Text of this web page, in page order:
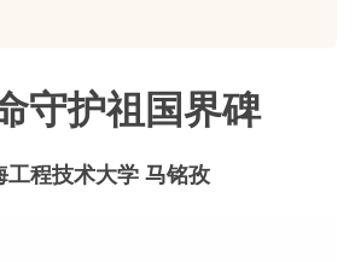
守护祖国界碑
工程技术大学 马铭孜